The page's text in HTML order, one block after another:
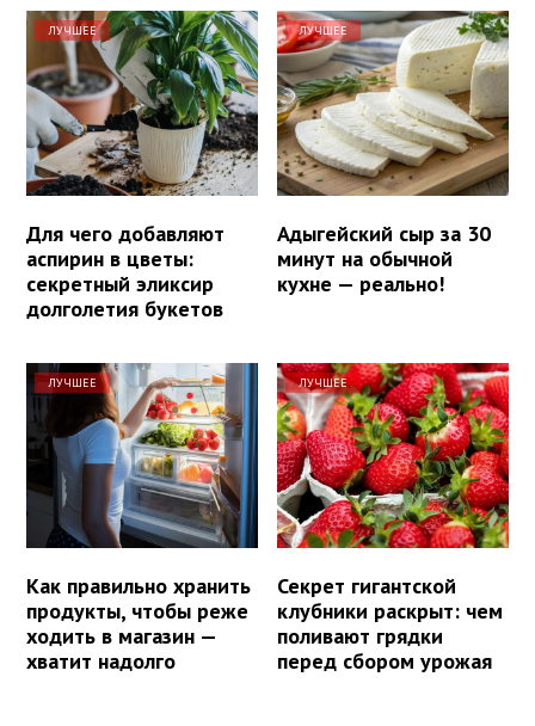
ЛУЧШЕЕ
Для чего добавляют
аспирин в цветы:
секретный эликсир
долголетия букетов
ЛУЧШЕЕ
Адыгейский сыр за 30
минут на обычной
кухне — реально!
ЛУЧШЕЕ
Как правильно хранить
продукты, чтобы реже
ходить в магазин —
хватит надолго
ЛУЧШЕЕ
Секрет гигантской
клубники раскрыт: чем
поливают грядки
перед сбором урожая